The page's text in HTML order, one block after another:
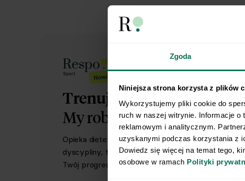
Zgoda
Niniejsza strona korzysta z plików
Wykorzystujemy pliki cookie do
ruch w naszej witrynie. Informacje
reklamowym i analitycznym.
uzyskanymi podczas korzystania z
Dowiedz się więcej na temat tego,
osobowe w ramach Polityki
Trenujesz regularnie?
My robimy dietę.Ty robisz
Opieka dietetyka sportowego i indywidualny plan
dyscypliny, treningów i sportowych celów. Nie
Twój progres.